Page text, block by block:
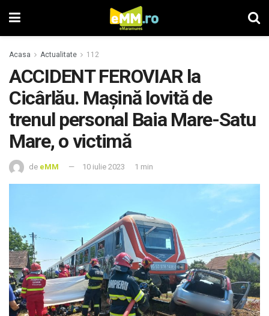
Acasa Actualitate 112
ACCIDENT FEROVIAR la
Cicârlău. Maşină lovită de
trenul personal Baia Mare-Satu
Mare, o victimă
de eMM 10 iulie 2023 1 min